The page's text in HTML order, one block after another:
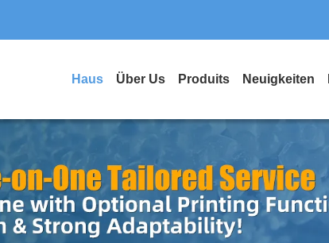
Haus Über Us Produits Neuigkeiten